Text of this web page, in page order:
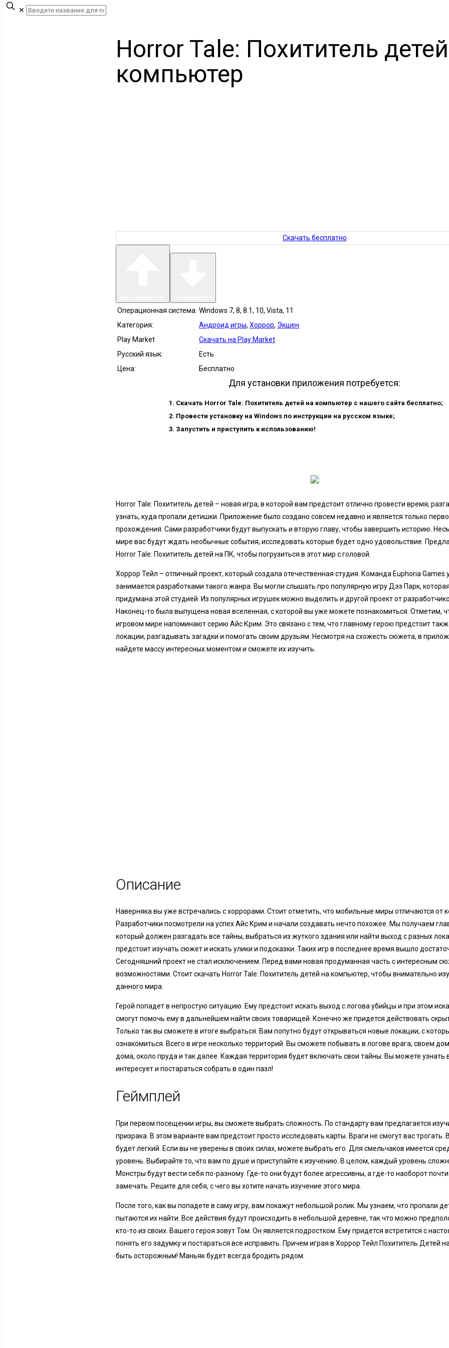
✕
Horror Tale: Похититель
компьютер
Скачать бесплатно
Операционная система: Windows 7, 8, 8.1, 10, Vista, 11
Категория:
Андроид игры,Хоррор, Экшен
Play Market
Скачать на Play Market
Русский язык:
Есть
Цена:
Бесплатно
Для установки приложения потребуется:
Скачать Horror Tale: Похититель детей на компьютер с нашего сайта бесплатно;
Провести установку на Windows по инструкции на русском языке;
Запустить и приступить к использованию!
Horror Tale: Похититель детей – новая игра, в которой вам предстоит отлично провести время,
узнать, куда пропали детишки. Приложение было создано совсем недавно и является только
прохождения. Сами разработчики будут выпускать и вторую главу, чтобы завершить историю.
мире вас будут ждать необычные события, исследовать которые будет одно удовольствие.
Horror Tale: Похититель детей на ПК, чтобы погрузиться в этот мир с головой.
Хоррор Тейл – отличный проект, который создала отечественная студия. Команда Euphoria Games
занимается разработками такого жанра. Вы могли слышать про популярную игру Дэз Парк,
придумана этой студией. Из популярных игрушек можно выделить и другой проект от
Наконец-то была выпущена новая вселенная, с которой вы уже можете познакомиться. Отметим,
игровом мире напоминают серию Айс Крим. Это связано с тем, что главному герою предстоит
локации, разгадывать загадки и помогать своим друзьям. Несмотря на схожесть сюжета, в
найдете массу интересных моментом и сможете их изучить.
Описание
Наверняка вы уже встречались с хоррорами. Стоит отметить, что мобильные миры отличаются от
Разработчики посмотрели на успех Айс Крим и начали создавать нечто похожее. Мы получаем
который должен разгадать все тайны, выбраться из жуткого здания или найти выход с разных
предстоит изучать сюжет и искать улики и подсказки. Таких игр в последнее время вышло
Сегодняшний проект не стал исключением. Перед вами новая продуманная часть с интересным
возможностями. Стоит скачать Horror Tale: Похититель детей на компьютер, чтобы внимательно
данного мира.
Герой попадет в непростую ситуацию. Ему предстоит искать выход с логова убийцы и при этом
смогут помочь ему в дальнейшем найти своих товарищей. Конечно же придется действовать
Только так вы сможете в итоге выбраться. Вам попутно будут открываться новые локации, с
ознакомиться. Всего в игре несколько территорий. Вы сможете побывать в логове врага, своем
дома, около пруда и так далее. Каждая территория будет включать свои тайны. Вы можете узнать
интересует и постараться собрать в один пазл!
Геймплей
При первом посещении игры, вы сможете выбрать сложность. По стандарту вам предлагается
призрака. В этом варианте вам предстоит просто исследовать карты. Враги не смогут вас трогать.
будет легкий. Если вы не уверены в своих силах, можете выбрать его. Для смельчаков имеется
уровень. Выбирайте то, что вам по душе и приступайте к изучению. В целом, каждый уровень
Монстры будут вести себя по-разному. Где-то они будут более агрессивны, а где-то наоборот
замечать. Решите для себя, с чего вы хотите начать изучение этого мира.
После того, как вы попадете в саму игру, вам покажут небольшой ролик. Мы узнаем, что пропали
пытаются их найти. Все действия будут происходить в небольшой деревне, так что можно
кто-то из своих. Вашего героя зовут Том. Он является подростком. Ему придется встретится с
понять его задумку и постараться все исправить. Причем играя в Хоррор Тейл Похититель Детей
быть осторожным! Маньяк будет всегда бродить рядом.